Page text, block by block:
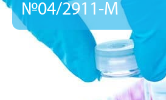
№04/2911-М